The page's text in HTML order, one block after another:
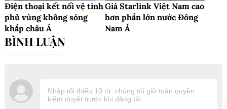
Điện thoại kết nối vệ tinh
phủ vùng không sóng
khắp châu Á
Giá Starlink Việt Nam cao
hơn phần lớn nước Đông
Nam Á